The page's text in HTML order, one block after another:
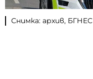
Снимка: архив, БГНЕС